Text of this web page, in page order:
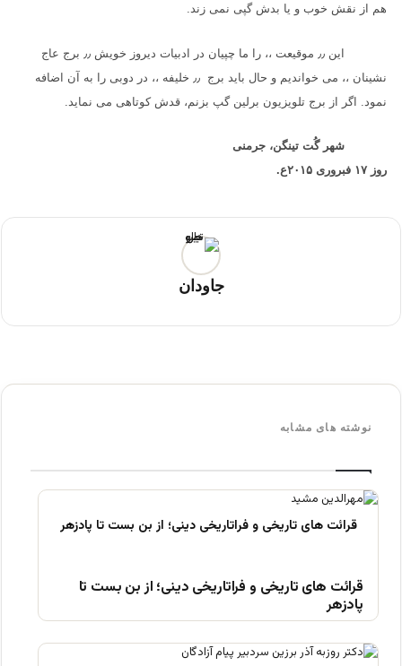
هم از نقش خوب و یا بدش گپی نمی زند.
این ٫٫ موقیعت ،، را ما چپیان در ادبیات دیروز خویش ٫٫ برج عاج
نشینان ،، می خواندیم و حال باید برج ٫٫ خلیفه ،، در دوبی را به آن اضافه
نمود. اگر از برج تلویزیون برلین گپ بزنم، قدش کوتاهی می نماید.
شهر گُت تینگن، جرمنی
روز ۱۷ فبروری ۲۰۱۵ع.
جاودان
نوشته های مشابه
قرائت های تاریخی و فراتاریخی دینی؛ از بن بست تا
پادزهر